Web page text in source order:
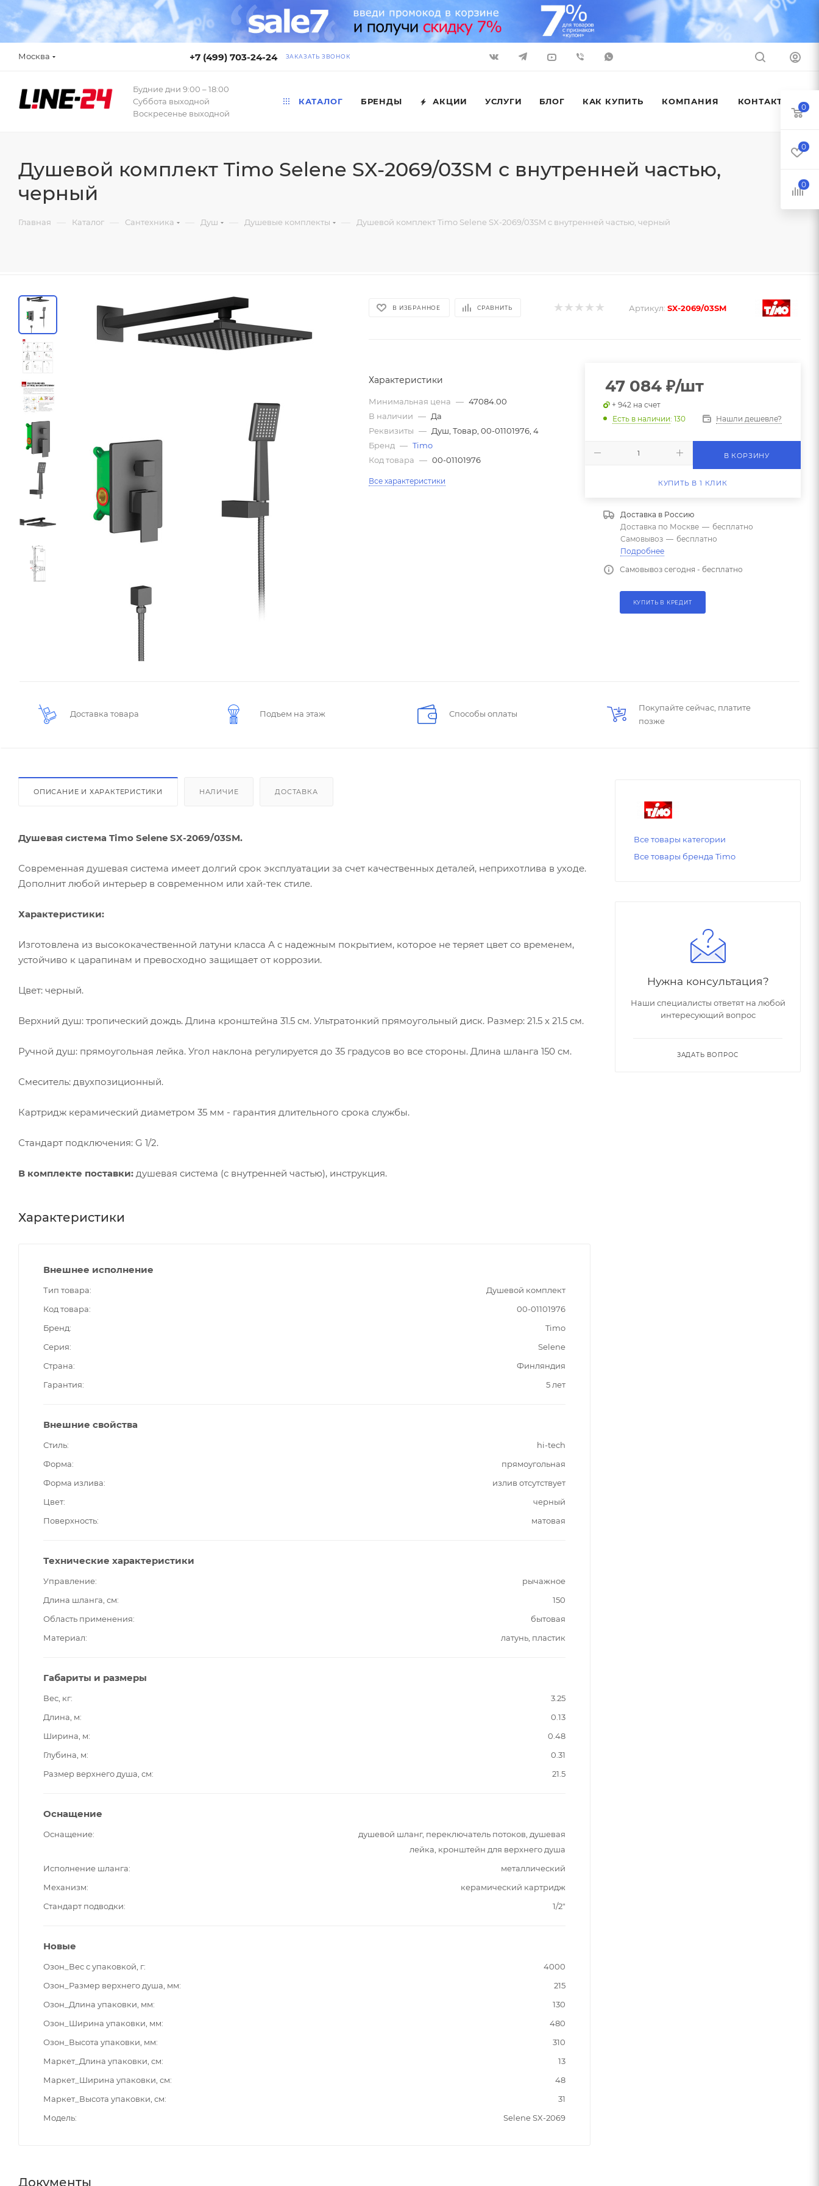
Москва +7 (499) 703-24-24 ЗАКАЗАТЬ ЗВОНОК
Будние дни 9:00 – 18:00
Суббота выходной
Воскресенье выходной
КАТАЛОГ БРЕНДЫ АКЦИИ УСЛУГИ БЛОГ КАК КУПИТЬ КОМПАНИЯ КОНТАКТЫ
Душевой комплект Timo Selene SX-2069/03SM с внутренней частью,
черный
Главная — Каталог — Сантехника — Душ — Душевые комплекты — Душевой комплект Timo Selene SX-2069/03SM с внутренней частью, черный
В ИЗБРАННОЕ СРАВНИТЬ Артикул: SX-2069/03SM
Характеристики
Минимальная цена — 47084.00
В наличии — Да
Реквизиты — Душ, Товар, 00-01101976, 4
Бренд — Timo
Код товара — 00-01101976
Все характеристики
47 084₽/шт
+ 942 на счет
Есть в наличии: 130 Нашли дешевле?
В КОРЗИНУ
КУПИТЬ В 1 КЛИК
Доставка в Россию
Доставка по Москве — бесплатно
Самовывоз — бесплатно
Подробнее
Самовывоз сегодня - бесплатно
КУПИТЬ В КРЕДИТ
Доставка товара Подъем на этаж Способы оплаты
Покупайте сейчас, платите
позже
ОПИСАНИЕ И ХАРАКТЕРИСТИКИ НАЛИЧИЕ ДОСТАВКА
Душевая система Timo Selene SX-2069/03SM.
Современная душевая система имеет долгий срок эксплуатации за счет качественных деталей, неприхотлива в уходе.
Дополнит любой интерьер в современном или хай-тек стиле.
Характеристики:
Изготовлена из высококачественной латуни класса А с надежным покрытием, которое не теряет цвет со временем,
устойчиво к царапинам и превосходно защищает от коррозии.
Цвет: черный.
Верхний душ: тропический дождь. Длина кронштейна 31.5 см. Ультратонкий прямоугольный диск. Размер: 21.5 х 21.5 см.
Ручной душ: прямоугольная лейка. Угол наклона регулируется до 35 градусов во все стороны. Длина шланга 150 см.
Смеситель: двухпозиционный.
Картридж керамический диаметром 35 мм - гарантия длительного срока службы.
Стандарт подключения: G 1/2.
В комплекте поставки: душевая система (с внутренней частью), инструкция.
Характеристики
Внешнее исполнение
Тип товара
Душевой комплект
Код товара
00-01101976
Бренд
Timo
Серия
Selene
Страна
Финляндия
Гарантия
5 лет
Внешние свойства
Стиль
hi-tech
Форма
прямоугольная
Форма излива
излив отсутствует
Цвет
черный
Поверхность
матовая
Технические характеристики
Управление
рычажное
Длина шланга, см
150
Область применения
бытовая
Материал
латунь, пластик
Габариты и размеры
Вес, кг
3.25
Длина, м
0.13
Ширина, м
0.48
Глубина, м
0.31
Размер верхнего душа, см
21.5
Оснащение
Оснащение
душевой шланг, переключатель потоков, душевая
лейка, кронштейн для верхнего душа
Исполнение шланга
металлический
Механизм
керамический картридж
Стандарт подводки
1/2"
Новые
Озон_Вес с упаковкой, г
4000
Озон_Размер верхнего душа, мм
215
Озон_Длина упаковки, мм
130
Озон_Ширина упаковки, мм
480
Озон_Высота упаковки, мм
310
Маркет_Длина упаковки, см
13
Маркет_Ширина упаковки, см
48
Маркет_Высота упаковки, см
31
Модель
Selene SX-2069
Документы
Все товары категории
Все товары бренда Timo
Нужна консультация?
Наши специалисты ответят на любой
интересующий вопрос
ЗАДАТЬ ВОПРОС
0
0
0